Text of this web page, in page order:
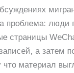
проблема: люди
страницы
а затем
что материал